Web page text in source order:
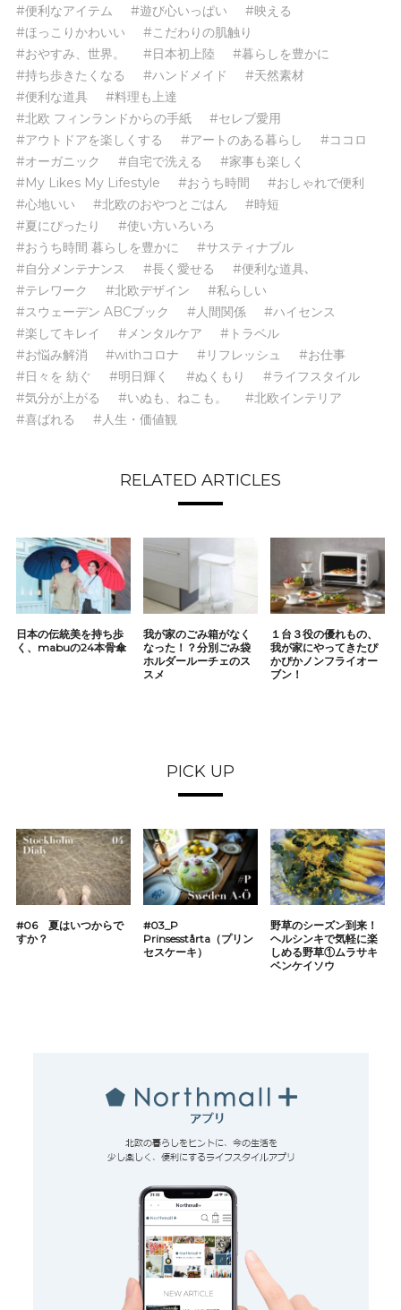
#便利なアイテム #遊び心いっぱい
#映える
#ほっこりかわいい
#こだわりの肌触り
#おやすみ、世界。
#日本初上陸
#暮らしを豊かに
#持ち歩きたくなる
#ハンドメイド
#天然素材
#便利な道具
#料理も上達
#北欧 フィンランドからの手紙
#セレブ愛用
#アウトドアを楽しくする
#アートのある暮らし
#ココロ
#オーガニック
#自宅で洗える
#家事も楽しく
#My Likes My Lifestyle
#おうち時間
#おしゃれで便利
#心地いい
#北欧のおやつとごはん
#時短
#夏にぴったり
#使い方いろいろ
#おうち時間 暮らしを豊かに
#サスティナブル
#自分メンテナンス
#長く愛せる
#便利な道具､
#テレワーク
#北欧デザイン
#私らしい
#スウェーデン ABCブック
#人間関係
#ハイセンス
#楽してキレイ
#メンタルケア
#トラベル
#お悩み解消
#withコロナ #リフレッシュ
#お仕事
#日々を 紡ぐ
#明日輝く #ぬくもり
#ライフスタイル
#気分が上がる
#いぬも、ねこも。
#北欧インテリア
#喜ばれる
#人生・価値観
RELATED ARTICLES
日本の伝統美を持ち歩
く、mabuの24本骨傘
我が家のごみ箱がなく
なった！？分別ごみ袋
ホルダールーチェのス
スメ
１台３役の優れもの、
我が家にやってきたぴ
かぴかノンフライオー
ブン！
PICK UP
#06 夏はいつからで
すか？
#03_P
Prinsesstårta（プリン
セスケーキ）
野草のシーズン到来！
ヘルシンキで気軽に楽
しめる野草①ムラサキ
ベンケイソウ